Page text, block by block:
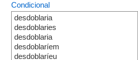
Condicional
desdoblaria
desdoblaries
desdoblaria
desdoblaríem
desdoblaríeu